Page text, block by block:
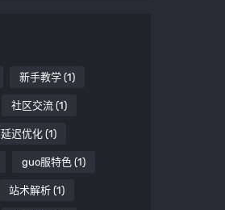
新手教学 (1)
社区交流 (1)
延迟优化 (1)
guo服特色 (1)
站术解析 (1)